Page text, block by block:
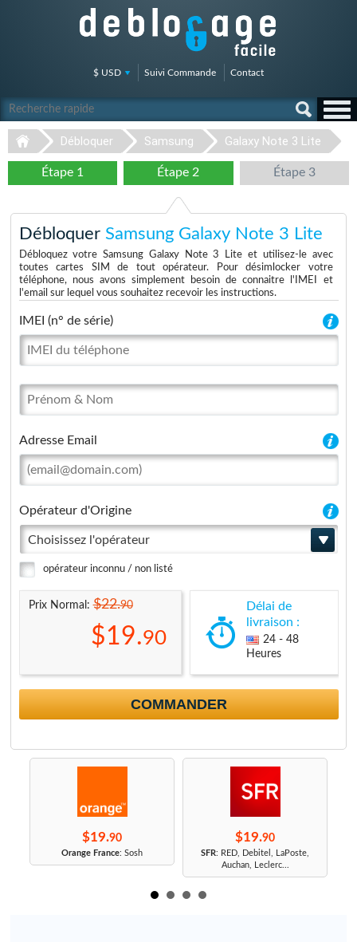
$ USD Suivi Commande Contact
Débloquer Samsung Galaxy Note 3 Lite
Étape 1 Étape 2 Étape 3
Débloquer Samsung Galaxy Note 3 Lite
Débloquez votre Samsung Galaxy Note 3 Lite et utilisez-le avec
toutes cartes SIM de tout opérateur. Pour désimlocker votre
téléphone, nous avons simplement besoin de connaitre l'IMEI et
l'email sur lequel vous souhaitez recevoir les instructions.
IMEI (n° de série)
Adresse Email
Opérateur d'Origine
Choisissez l'opérateur
opérateur inconnu / non listé
Prix Normal:$22.90
$19.90
Délai de
livraison :
24 - 48
Heures
COMMANDER
$19.90
Orange France: Sosh
$19.90
SFR: RED, Debitel, LaPoste,
Auchan, Leclerc...